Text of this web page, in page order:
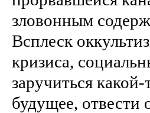
зловонным
Всплеск
кризиса,
заручиться
будущее, отвести